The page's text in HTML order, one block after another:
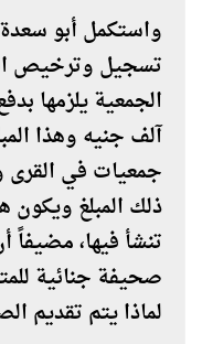
واستكمل أبو
تسجيل وترخيص
آلف جنيه وهذا
جمعيات في القرى
ذلك المبلغ ويكون
تنشأ فيها،
صحيفة جنائية
لماذا يتم تقديم